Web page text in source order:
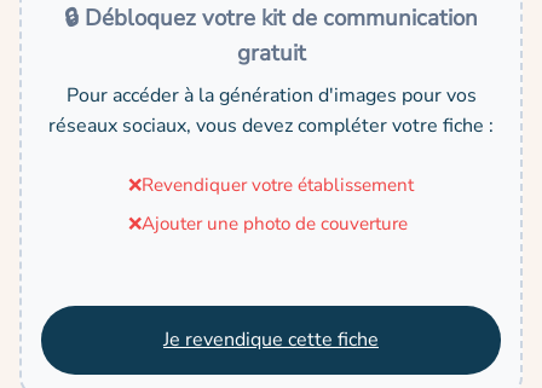
🔒 Débloquez votre kit de communication
gratuit
Pour accéder à la génération d'images pour vos
réseaux sociaux, vous devez compléter votre fiche :
❌Revendiquer votre établissement
❌Ajouter une photo de couverture
Je revendique cette fiche